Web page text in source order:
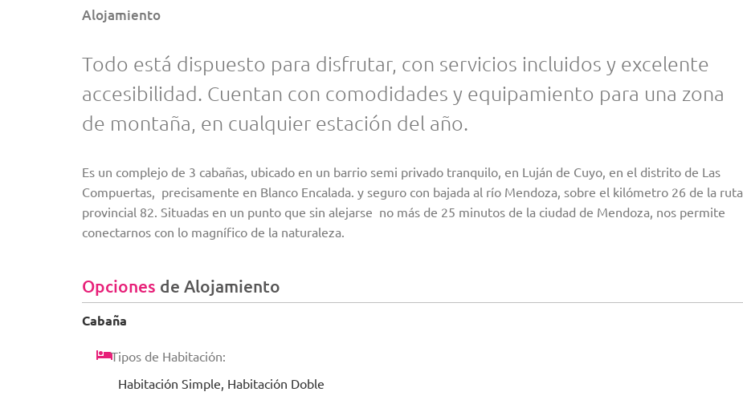
Alojamiento
Todo está dispuesto para disfrutar, con servicios incluidos y excelente
accesibilidad. Cuentan con comodidades y equipamiento para una zona
de montaña, en cualquier estación del año.
Es un complejo de 3 cabañas, ubicado en un barrio semi privado tranquilo, en Luján de Cuyo, en el distrito de Las
Compuertas, precisamente en Blanco Encalada. y seguro con bajada al río Mendoza, sobre el kilómetro 26 de la ruta
provincial 82. Situadas en un punto que sin alejarse no más de 25 minutos de la ciudad de Mendoza, nos permite
conectarnos con lo magnífico de la naturaleza.
Opciones de Alojamiento
Cabaña
Tipos de Habitación:
Habitación Simple, Habitación Doble